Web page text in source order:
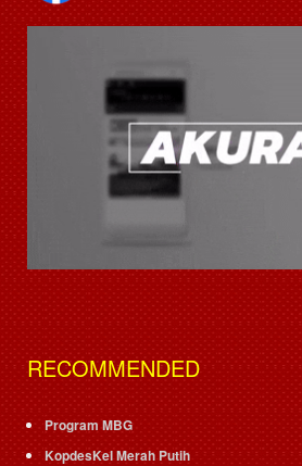
RECOMMENDED
Program MBG
KopdesKel Merah Putih